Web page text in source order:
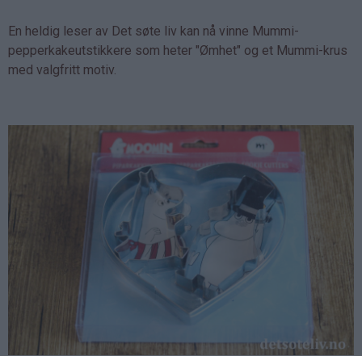
En heldig leser av Det søte liv kan nå vinne Mummi-
pepperkakeutstikkere som heter "Ømhet" og et Mummi-krus
med valgfritt motiv.